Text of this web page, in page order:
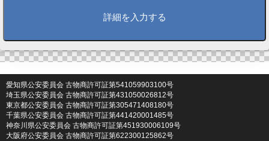
愛知県公安委員会 古物商許可証第541059903100号
埼玉県公安委員会 古物商許可証第431050026812号
東京都公安委員会 古物商許可証第305471408180号
千葉県公安委員会 古物商許可証第441420001485号
神奈川県公安委員会 古物商許可証第451930006109号
大阪府公安委員会 古物商許可証第622300125862号